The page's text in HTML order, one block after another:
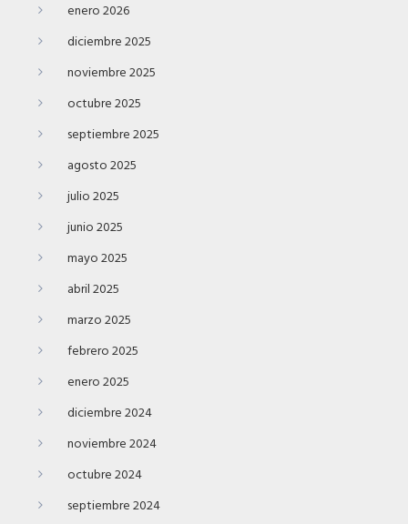
enero 2026
diciembre 2025
noviembre 2025
octubre 2025
septiembre 2025
agosto 2025
julio 2025
junio 2025
mayo 2025
abril 2025
marzo 2025
febrero 2025
enero 2025
diciembre 2024
noviembre 2024
octubre 2024
septiembre 2024